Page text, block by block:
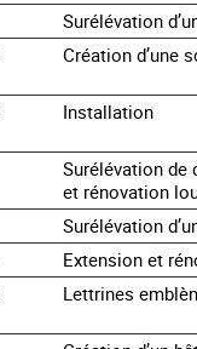
Surélévation
Création d’une
Installation
Surélévation de
et rénovation
Surélévation
Extension et
Lettrines